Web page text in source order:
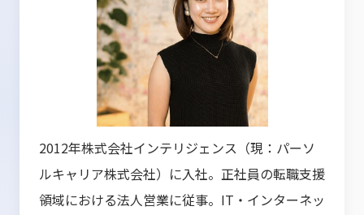
2012年株式会社インテリジェンス（現：パーソ
ルキャリア株式会社）に入社。正社員の転職支援
領域における法人営業に従事。IT・インターネッ